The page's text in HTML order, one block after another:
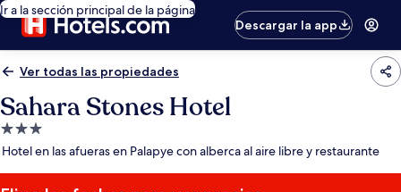
Ir a la sección principal de la página
Descargar la app
Ver todas las propiedades
Sahara Stones Hotel
Propiedad
de
estrellas
Hotel en las afueras en Palapye con alberca al aire libre y restaurante